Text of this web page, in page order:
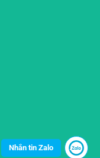
Nhắn tin Zalo